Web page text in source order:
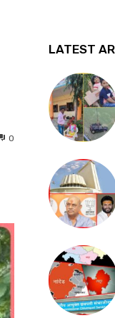
0
LATEST